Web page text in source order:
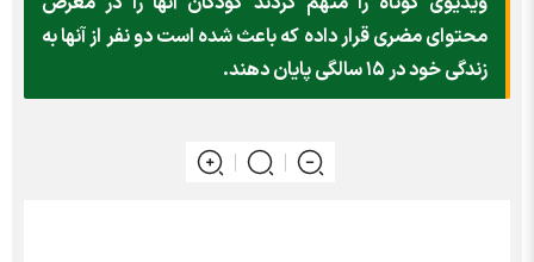
محتوای مضری قرار داده که باعث شده است دو نفر از آنها به
زندگی خود در ۱۵ سالگی پایان دهند.